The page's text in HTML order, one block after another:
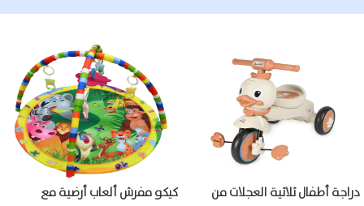
دراجة أطفال ثلاثية العجلات من
كيكو مفرش ألعاب أرضية مع